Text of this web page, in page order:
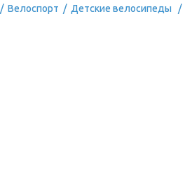
/ Велоспорт / Детские велосипеды /